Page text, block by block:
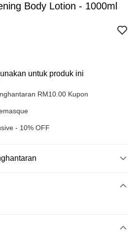
Body Lotion - 1000ml
untuk produk ini
RM10.00 Kupon
Member Exclusive - 10% OFF
CIMB Bank, Public Bank, RHB Bank, Hong